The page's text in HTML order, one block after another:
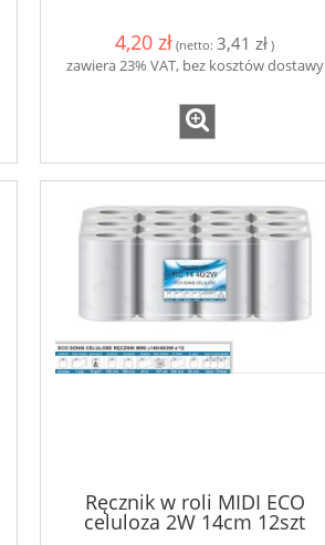
4,20 zł (netto: 3,41 zł )
zawiera 23% VAT, bez kosztów dostawy
Ręcznik w roli MIDI ECO
celuloza 2W 14cm 12szt